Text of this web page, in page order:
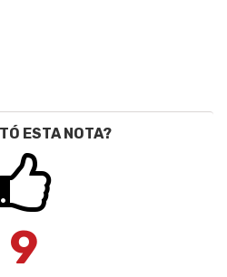
ESTA NOTA?
9